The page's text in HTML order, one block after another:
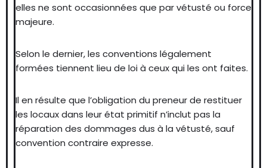
elles ne sont occasionnées que par vétusté ou force
majeure.
Selon le dernier, les conventions légalement
formées tiennent lieu de loi à ceux qui les ont faites.
Il en résulte que l’obligation du preneur de restituer
les locaux dans leur état primitif n’inclut pas la
réparation des dommages dus à la vétusté, sauf
convention contraire expresse.